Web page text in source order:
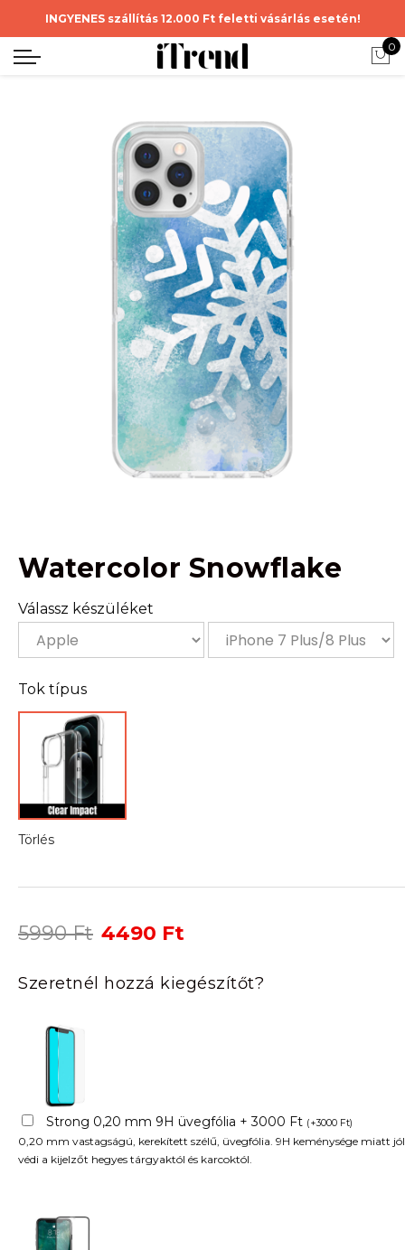
INGYENES szállítás 12.000 Ft feletti vásárlás esetén!
0
Watercolor Snowflake
Válassz készüléket
Tok típus
Törlés
5990Ft Original
was:
5990 Ft.
4490 Ft
is:
4490 Ft.
Szeretnél hozzá kiegészítőt?
Strong 0,20 mm 9H üvegfólia + 3000 Ft (+3000 Ft)
0,20 mm vastagságú, kerekített szélű, üvegfólia. 9H keménysége miatt jól
védi a kijelzőt hegyes tárgyaktól és karcoktól.